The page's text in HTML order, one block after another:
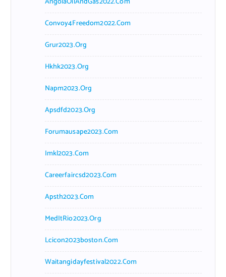
Convoy4Freedom2022.com
Grur2023.org
Hkhk2023.org
Napm2023.org
Apsdfd2023.org
Forumausape2023.com
Imkl2023.com
Careerfaircsd2023.com
Apsth2023.com
MedItRio2023.org
Lcicon2023boston.com
Waitangidayfestival2022.com